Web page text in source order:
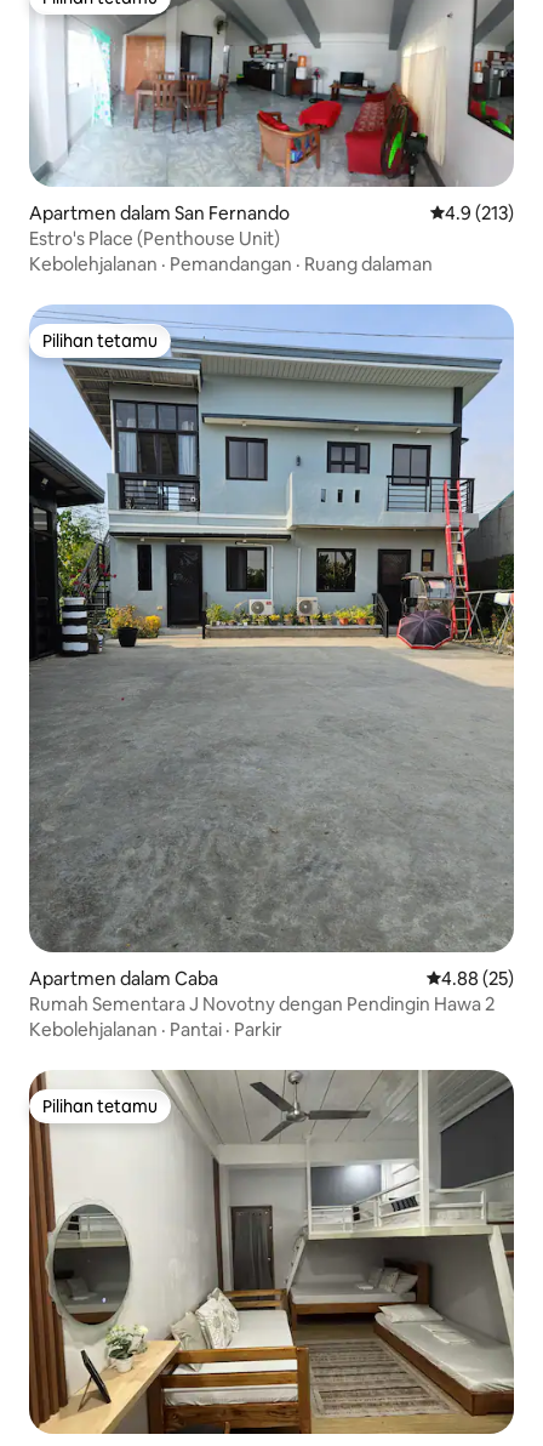
Pilihan tetamu
Apartmen dalam San Fernando Penarafan
4.9 (213)
Estro's Place (Penthouse Unit)
Kebolehjalanan · Pemandangan · Ruang dalaman
Pilihan tetamu
Pilihan tetamu
Apartmen dalam Caba Penarafan
4.88 (25)
Rumah Sementara J Novotny dengan Pendingin Hawa 2
Kebolehjalanan · Pantai · Parkir
Pilihan tetamu
Pilihan tetamu